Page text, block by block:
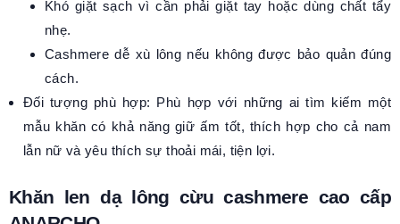
Khó giặt sạch vì cần phải giặt tay hoặc dùng chất tẩy
nhẹ.
Cashmere dễ xù lông nếu không được bảo quản đúng
cách.
Đối tượng phù hợp: Phù hợp với những ai tìm kiếm một
mẫu khăn có khả năng giữ ấm tốt, thích hợp cho cả nam
lẫn nữ và yêu thích sự thoải mái, tiện lợi.
Khăn len dạ lông cừu cashmere cao cấp